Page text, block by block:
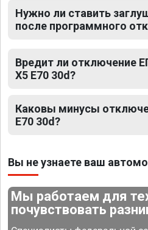
Нужно ли ставить
после программного
Вредит ли отключение
X5 E70 30d?
Каковы минусы
E70 30d?
Вы не узнаете ваш
Мы работаем для
почувствовать